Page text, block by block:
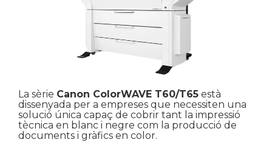
La sèrie Canon ColorWAVE T60/T65 està
dissenyada per a empreses que necessiten una
solució única capaç de cobrir tant la impressió
tècnica en blanc i negre com la producció de
documents i gràfics en color.